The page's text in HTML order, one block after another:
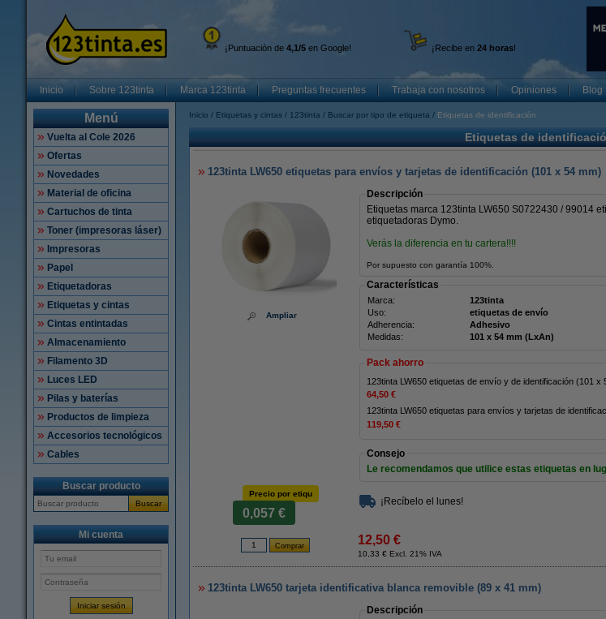
¡Puntuación de 4,1/5 en Google! ¡Recibe en 24 horas!
Inicio Sobre 123tinta Marca 123tinta Preguntas frecuentes Trabaja con nosotros Opiniones Blog
Menú
Vuelta al Cole 2026
Ofertas
Novedades
Material de oficina
Cartuchos de tinta
Toner (impresoras láser)
Impresoras
Papel
Etiquetadoras
Etiquetas y cintas
Cintas entintadas
Almacenamiento
Filamento 3D
Luces LED
Pilas y baterías
Productos de limpieza
Accesorios tecnológicos
Cables
Buscar producto
Buscar
Mi cuenta
Inicio Etiquetas y cintas 123tinta Buscar por tipo de etiqueta Etiquetas de identificación
Etiquetas de
123tinta LW650 etiquetas para envíos y tarjetas de identificación (101 x 54 mm)
Ampliar
Descripción
Etiquetas marca 123tinta LW650 S0722430 / 99014
etiquetadoras Dymo.
Verás la diferencia en tu cartera!!!!
Por supuesto con garantía 100%.
Características
Marca: 123tinta
Uso:
etiquetas de envío
Adherencia:
Adhesivo
Medidas:
101 x 54 mm (LxAn)
Pack ahorro
123tinta LW650 etiquetas de envío y de identificación (101 x
64,50 €
123tinta LW650 etiquetas para envíos y tarjetas de
119,50 €
Consejo
Le recomendamos que utilice estas etiquetas en
Precio por etiqu
0,057 €
¡Recíbelo el lunes!
12,50 €
10,33 € Excl. 21% IVA
123tinta LW650 tarjeta identificativa blanca removible (89 x 41 mm)
Descripción